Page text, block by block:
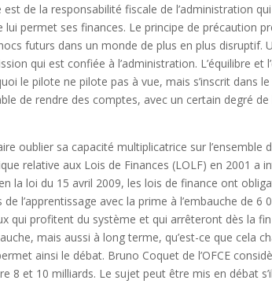
est de la responsabilité fiscale de l’administration
permet ses finances. Le principe de précaution
futurs dans un monde de plus en plus disruptif.
qui est confiée à l’administration. L’équilibre et
le pilote ne pilote pas à vue, mais s’inscrit dans
de rendre des comptes, avec un certain degré
oublier sa capacité multiplicatrice sur l’ensemble
relative aux Lois de Finances (LOLF) en 2001 a
la loi du 15 avril 2009, les lois de finance ont
de l’apprentissage avec la prime à l’embauche de
qui profitent du système et qui arrêteront dès la
mais aussi à long terme, qu’est-ce que cela
ainsi le débat. Bruno Coquet de l’OFCE
8 et 10 milliards. Le sujet peut être mis en débat